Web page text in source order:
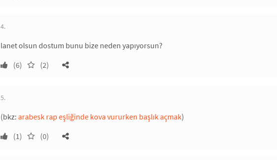
4.
lanet olsun dostum bunu bize neden yapıyorsun?
(6)
(2)
5.
(bkz: arabesk rap eşliğinde kova vururken başlık açmak)
(1)
(0)